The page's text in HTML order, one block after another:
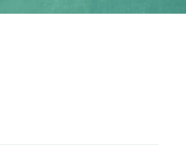
Contacto